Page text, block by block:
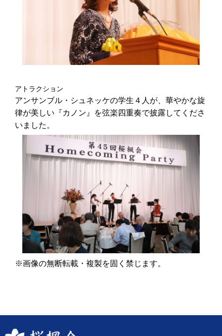
アトラクション
アンサンブル・シュネッケの学生４人が、華やかな旋
律が美しい『カノン』を弦楽四重奏で披露してくださ
いました。
※画像の無断転載・複製を固く禁じます。